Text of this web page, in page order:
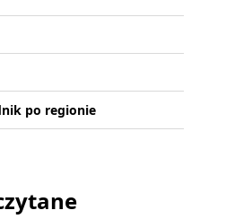
po regionie